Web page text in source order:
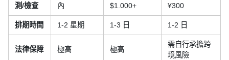
測/檢查
內
$1.000+
¥300
排期時間 1-2 星期 1-3 日 1-2 日
法律保障 極高 極高
需自行承擔跨
境風險